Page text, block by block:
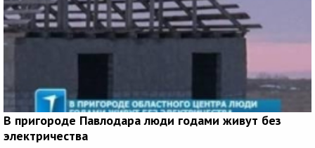
В пригороде Павлодара люди годами живут без
электричества